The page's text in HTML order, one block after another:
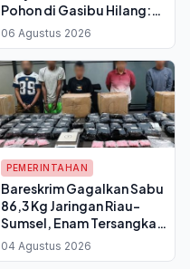
Pohon di Gasibu Hilang:
Angsana Kecil Diganti 50
Pohon Asem Jawa
06 Agustus 2026
PEMERINTAHAN
Bareskrim Gagalkan Sabu
86,3 Kg Jaringan Riau-
Sumsel, Enam Tersangka
dan Dua DPO
04 Agustus 2026